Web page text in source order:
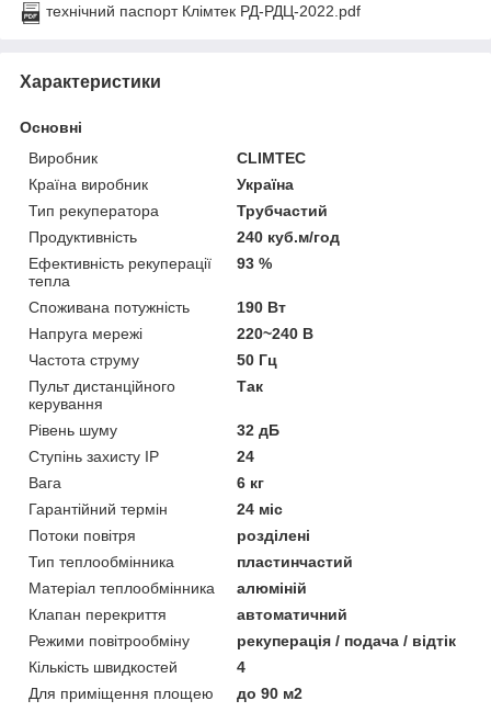
технічний паспорт Клімтек РД-РДЦ-2022.pdf
Характеристики
Основні
Виробник
CLIMTEC
Країна виробник
Україна
Тип рекуператора
Трубчастий
Продуктивність
240 куб.м/год
Ефективність рекуперації
тепла
93 %
Споживана потужність
190 Вт
Напруга мережі
220~240 В
Частота струму
50 Гц
Пульт дистанційного
керування
Так
Рівень шуму
32 дБ
Ступінь захисту IP
24
Вага
6 кг
Гарантійний термін
24 міс
Потоки повітря
розділені
Тип теплообмінника
пластинчастий
Матеріал теплообмінника
алюміній
Клапан перекриття
автоматичний
Режими повітрообміну
рекуперація / подача / відтік
Кількість швидкостей
4
Для приміщення площею
до 90 м2